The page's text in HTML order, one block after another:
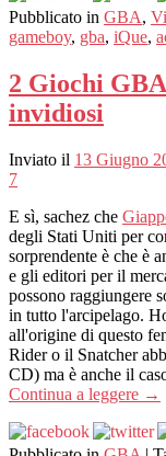
Pubblicato in GBA,
gameboy, gba, iQue,
2 Giochi
invidiosi
Inviato il 13 Giugno
7
E sì, sachez che
degli Stati Uniti per
sorprendente è che è
e gli editori per il
possono raggiungere
in tutto l'arcipelago.
all'origine di questo
Rider o il Snatcher
CD) ma è anche il
Continua a leggere →